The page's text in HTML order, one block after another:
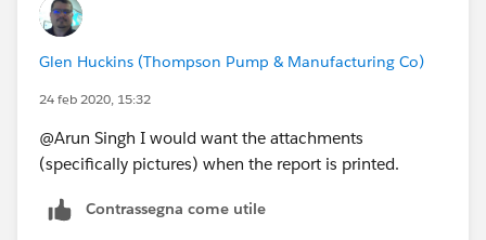
Glen Huckins (Thompson Pump & Manufacturing Co)
24 feb 2020, 15:32
@Arun Singh I would want the attachments
(specifically pictures) when the report is printed.
Contrassegna come utile